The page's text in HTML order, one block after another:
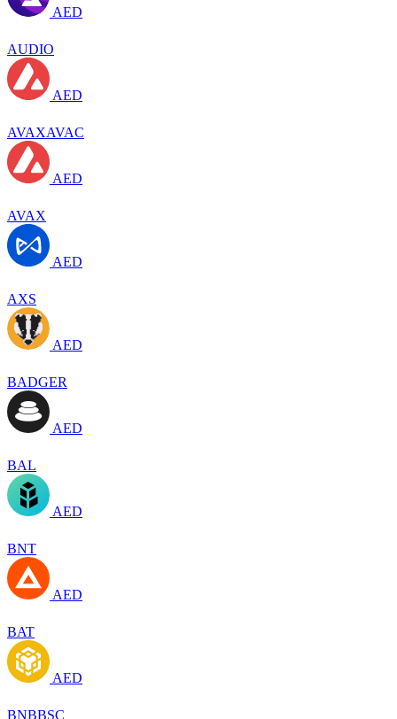
AED
AUDIO
AED
AVAXAVAC
AED
AVAX
AED
AXS
AED
BADGER
AED
BAL
AED
BNT
AED
BAT
AED
BNBBSC